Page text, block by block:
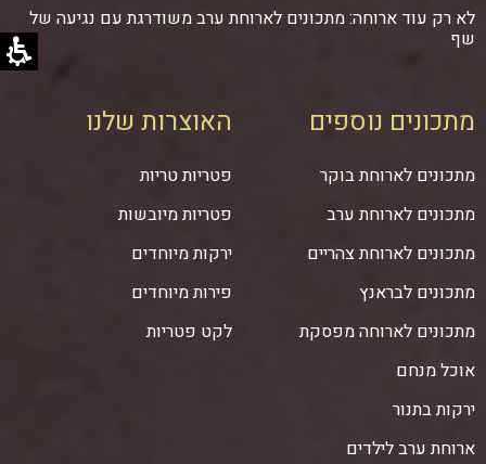
לא רק עוד ארוחה: מתכונים לארוחת ערב משודרגת עם נגיעה של
שף
מתכונים נוספים
מתכונים לארוחת בוקר
מתכונים לארוחת ערב
מתכונים לארוחת צהריים
מתכונים לבראנץ
מתכונים לארוחה מפסקת
אוכל מנחם
ירקות בתנור
ארוחת ערב לילדים
האוצרות שלנו
פטריות טריות
פטריות מיובשות
ירקות מיוחדים
פירות מיוחדים
לקט פטריות